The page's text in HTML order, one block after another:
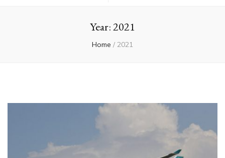
Year:2021
Home / 2021